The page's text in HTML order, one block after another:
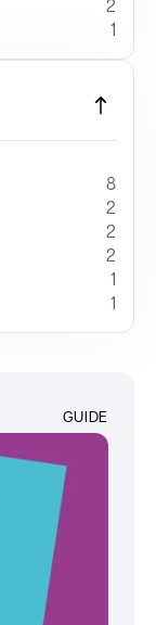
2
1
8
2
2
2
1
1
GUIDE